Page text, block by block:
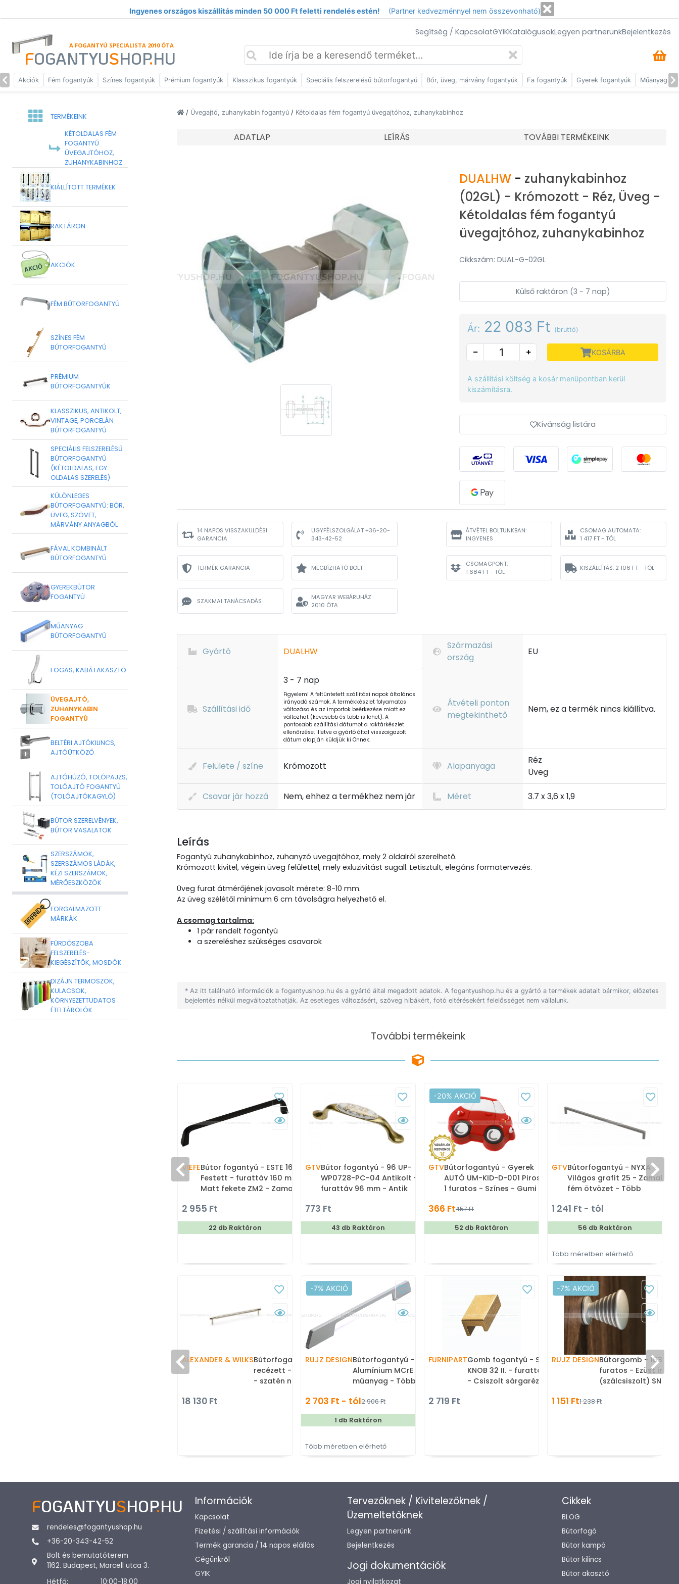
Ingyenes országos kiszállítás minden 50 000 Ft feletti rendelés estén! (Partner kedvezménnyel nem összevonható)
Segítség / KapcsolatGYIKKatalógusokLegyen partnerünkBejelentkezés
A FOGANTYÚ SPECIALISTA 2010 ÓTA
FOGANTYUSHOP.HU
Akciók Fém fogantyúk Színes fogantyúk Prémium fogantyúk Klasszikus fogantyúk Speciális felszerelésű bútorfogantyú Bőr, üveg, márvány fogantyúk Fa fogantyúk Gyerek fogantyúk Műanyag
TERMÉKEINK
KÉTOLDALAS FÉM
FOGANTYÚ
ÜVEGAJTÓHOZ,
ZUHANYKABINHOZ
KIÁLLÍTOTT TERMÉKEK
RAKTÁRON
AKCIÓK
FÉM BÚTORFOGANTYÚ
SZÍNES FÉM
BÚTORFOGANTYÚ
PRÉMIUM
BÚTORFOGANTYÚK
KLASSZIKUS, ANTIKOLT,
VINTAGE, PORCELÁN
BÚTORFOGANTYÚ
SPECIÁLIS FELSZERELÉSŰ
BÚTORFOGANTYÚ
(KÉTOLDALAS, EGY
OLDALAS SZERELÉS)
KÜLÖNLEGES
BÚTORFOGANTYÚ: BŐR,
ÜVEG, SZÖVET,
MÁRVÁNY ANYAGBÓL
FÁVAL KOMBINÁLT
BÚTORFOGANTYÚ
GYEREKBÚTOR
FOGANTYÚ
MŰANYAG
BÚTORFOGANTYÚ
FOGAS, KABÁTAKASZTÓ
ÜVEGAJTÓ,
ZUHANYKABIN
FOGANTYÚ
BELTÉRI AJTÓKILINCS,
AJTÓÜTKÖZŐ
AJTÓHÚZÓ, TOLÓPAJZS,
TOLÓAJTÓ FOGANTYÚ
(TOLÓAJTÓKAGYLÓ)
BÚTOR SZERELVÉNYEK,
BÚTOR VASALATOK
SZERSZÁMOK,
SZERSZÁMOS LÁDÁK,
KÉZI SZERSZÁMOK,
MÉRŐESZKÖZÖK
FORGALMAZOTT
MÁRKÁK
FÜRDŐSZOBA
FELSZERELÉS-
KIEGÉSZÍTŐK, MOSDÓK
DIZÁJN TERMOSZOK,
KULACSOK,
KÖRNYEZETTUDATOS
ÉTELTÁROLÓK
/ Üvegajtó, zuhanykabin fogantyú / Kétoldalas fém fogantyú üvegajtóhoz, zuhanykabinhoz
ADATLAP LEÍRÁS TOVÁBBI TERMÉKEINK
DUALHW - zuhanykabinhoz
(02GL) - Krómozott - Réz, Üveg -
Kétoldalas fém fogantyú
üvegajtóhoz, zuhanykabinhoz
Cikkszám: DUAL-G-02GL
Külső raktáron (3 - 7 nap)
Ár: 22 083 Ft (bruttó)
KOSÁRBA
A szállítási költség a kosár menüpontban kerül
kiszámításra.
Kívánság listára
14 NAPOS VISSZAKÜLDÉSI
GARANCIA
ÜGYFÉLSZOLGÁLAT +36-20-
343-42-52
TERMÉK GARANCIA MEGBÍZHATÓ BOLT
SZAKMAI TANÁCSADÁS
MAGYAR WEBÁRUHÁZ
2010 ÓTA
ÁTVÉTEL BOLTUNKBAN:
INGYENES
CSOMAG AUTOMATA:
1 417 FT - TÓL
CSOMAGPONT:
1 684 FT - TÓL
KISZÁLLÍTÁS: 2 106 FT - TÓL
Gyártó DUALHW
Származási
ország
EU
Szállítási idő
3 - 7 nap
Figyelem! A feltüntetett szállítási napok általános
irányadó számok. A termékkészlet folyamatos
változása és az importok beérkezése miatt ez
változhat (kevesebb és több is lehet). A
pontosabb szállítási dátumot a raktárkészlet
ellenőrzése, illetve a gyártó által visszaigazolt
dátum alapján küldjük ki Önnek.
Átvételi ponton
megtekinthető
Nem, ez a termék nincs kiállítva.
Felülete / színe Krómozott Alapanyaga
Réz
Üveg
Csavar jár hozzá Nem, ehhez a termékhez nem jár Méret 3.7 x 3,6 x 1,9
Leírás
Fogantyú zuhanykabinhoz, zuhanyzó üvegajtóhoz, mely 2 oldalról szerelhető.
Krómozott kivitel, végein üveg felülettel, mely exluzivitást sugall. Letisztult, elegáns formatervezés.
Üveg furat átmérőjének javasolt mérete: 8-10 mm.
Az üveg szélétől minimum 6 cm távolságra helyezhető el.
A csomag tartalma:
1 pár rendelt fogantyú
a szereléshez szükséges csavarok
* Az itt található információk a fogantyushop.hu és a gyártó által megadott adatok. A fogantyushop.hu és a gyártó a termékek adatait bármikor, előzetes
bejelentés nélkül megváltoztathatják. Az esetleges változásért, szöveg hibákért, fotó eltérésekért felelősséget nem vállalunk.
További termékeink
VIEFEBútor fogantyú - ESTE 160
Festett - furattáv 160 mm -
Matt fekete ZM2 - Zamak
gyártott színes fém
bútorfogantyú
2 955 Ft
22 db Raktáron
GTVBútor fogantyú - 96 UP-
WP0728-PC-04 Antikolt -
furattáv 96 mm - Antik
Zamak fém ötvözet,
Porcelán - Porcelánnal
kombinált antikolt fém
773 Ft
43 db Raktáron
-20% AKCIÓ
GTVBútorfogantyú - Gyerek
AUTÓ UM-KID-D-001 Piros -
1 furatos - Színes - Gumi -
fogantyú
366 Ft457 Ft
52 db Raktáron
GTVBútorfogantyú - NYXA -
Világos grafit 25 - Zamak
fém ötvözet - Több
fém bútorfogantyú
1 241 Ft - tól
56 db Raktáron
Több méretben elérhető
ALEXANDER & WILKSBútorfogantyú - Brunel 224
recézett - furattáv 224 mm
- szatén nikkel - Réz -
bútorfogantyúk
18 130 Ft
-7% AKCIÓ
RUJZ DESIGNBútorfogantyú - 632.27b -
Alumínium MCrE - ABS
műanyag - Több méretben
bútorfogantyú
2 703 Ft - tól2 906 Ft
1 db Raktáron
Több méretben elérhető
FURNIPARTGomb fogantyú - STATION
KNOB 32 II. - furattáv 32 mm
- Csiszolt sárgaréz 31 - ABS
gombfogantyú, bútorgomb
2 719 Ft
-7% AKCIÓ
RUJZ DESIGNBútorgomb - 163.26 -
furatos - Ezüst inox
(szálcsiszolt) SNiL -
gombfogantyú,
1 151 Ft1 238 Ft
FOGANTYUSHOP.HU
rendeles@fogantyushop.hu
+36-20-343-42-52
Bolt és bemutatóterem
1162. Budapest, Marcell utca 3.
Hétfő:
10:00-18:00
Információk
Kapcsolat
Fizetési / szállítási információk
Termék garancia / 14 napos elállás
Cégünkről
GYIK
Tervezőknek / Kivitelezőknek /
Üzemeltetőknek
Legyen partnerünk
Bejelentkezés
Jogi dokumentációk
Jogi nyilatkozat
Cikkek
BLOG
Bútorfogó
Bútor kampó
Bútor kilincs
Bútor akasztó